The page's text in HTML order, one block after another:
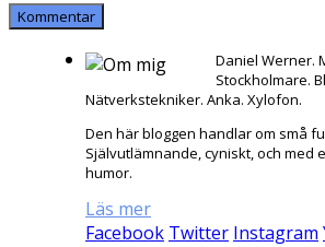
Daniel Werner.
Stockholmare.
Nätverkstekniker. Anka. Xylofon.
Den här bloggen handlar om små
Självutlämnande, cyniskt, och med
humor.
Läs mer
Facebook Twitter Instagram